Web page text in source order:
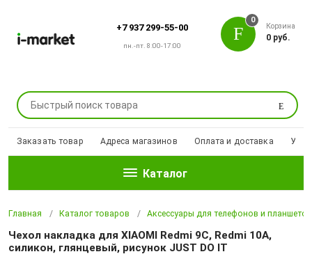
+7 937 299-55-00
пн.-пт. 8:00-17:00
Поиск
0
Корзина
0 руб.
Заказать товар Адреса магазинов Оплата и доставка
Каталог
Главная Каталог товаров Аксессуары для телефонов и планшетов
Чехол накладка для XIAOMI Redmi 9C, Redmi 10A,
силикон, глянцевый, рисунок JUST DO IT